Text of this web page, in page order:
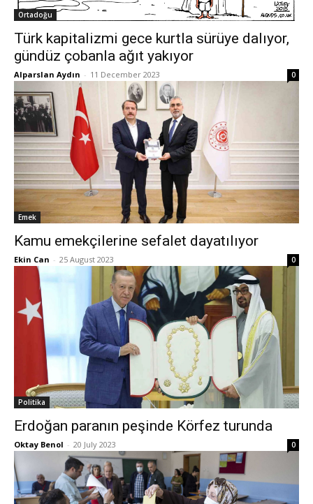
Ortadoğu
Türk kapitalizmi gece kurtla sürüye dalıyor,
gündüz çobanla ağıt yakıyor
Alparslan Aydın - 11 December 2023 0
Emek
Kamu emekçilerine sefalet dayatılıyor
Ekin Can - 25 August 2023 0
Politika
Erdoğan paranın peşinde Körfez turunda
Oktay Benol - 20 July 2023 0